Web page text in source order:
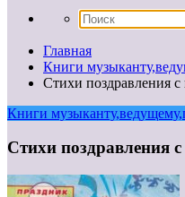
Главная
Книги
Стихи поздравления с
Книги
Стихи поздравления